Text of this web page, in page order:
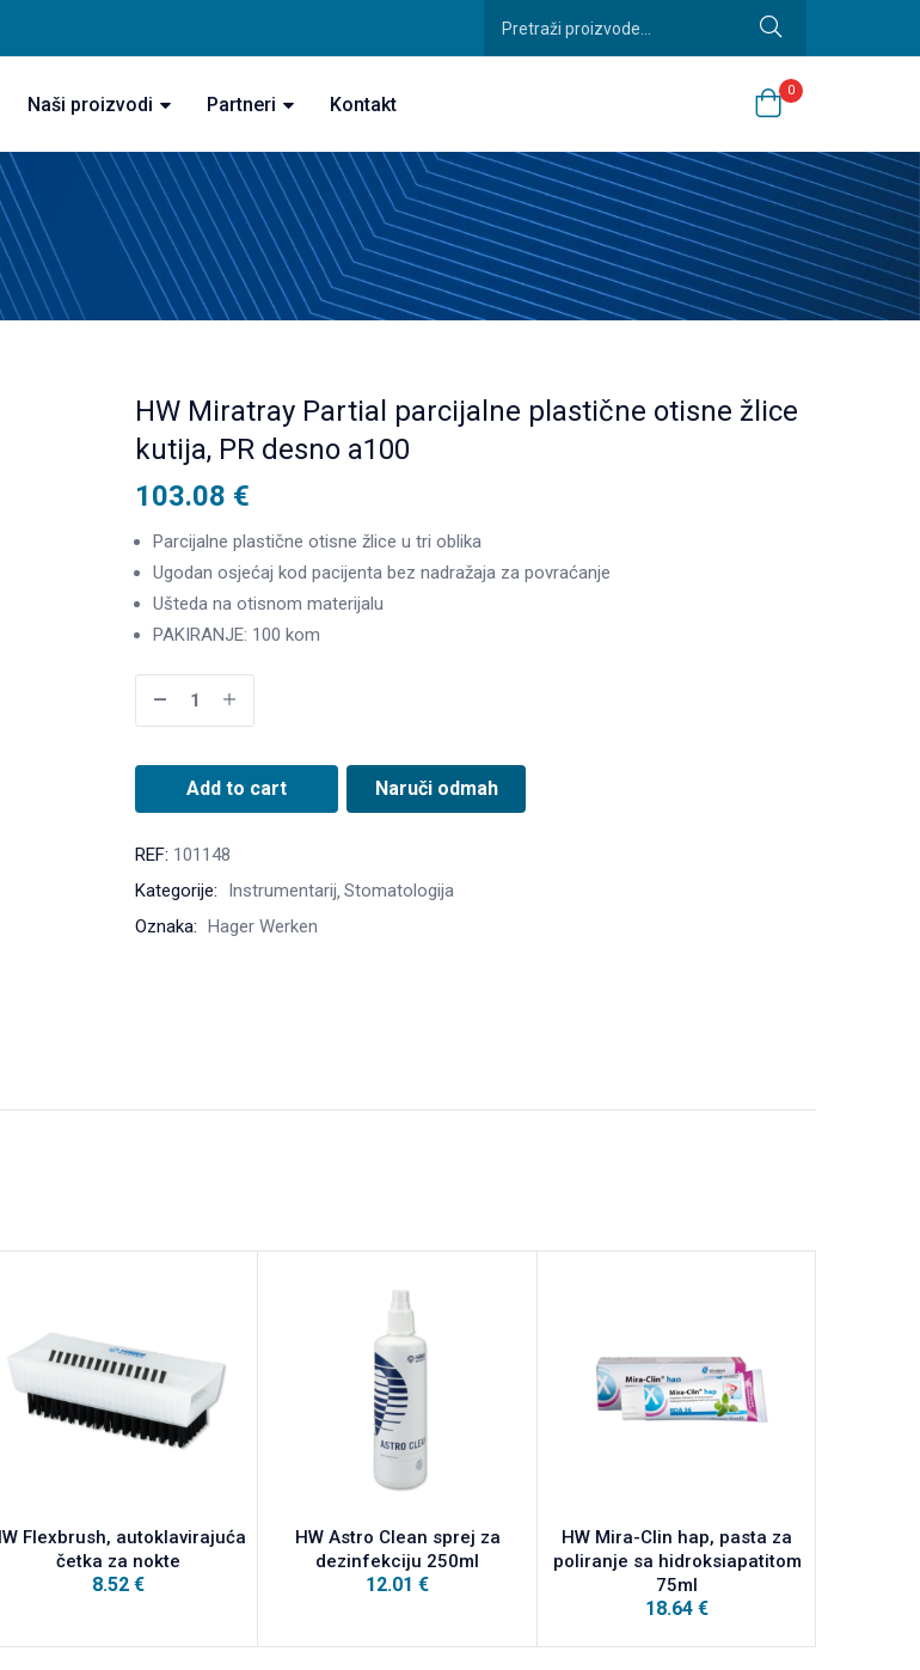
Naši proizvodi Partneri Kontakt
0
HW Miratray Partial parcijalne plastične otisne žlice
kutija, PR desno a100
103.08 €
Parcijalne plastične otisne žlice u tri oblika
Ugodan osjećaj kod pacijenta bez nadražaja za povraćanje
Ušteda na otisnom materijalu
PAKIRANJE: 100 kom
Add to cart Naruči odmah
REF: 101148
Kategorije:
Instrumentarij Stomatologija
Oznaka: Hager Werken
Flexbrush, autoklavirajuća
četka za nokte
8.52 €
HW Astro Clean sprej za
dezinfekciju 250ml
12.01 €
HW Mira-Clin hap, pasta za
poliranje sa hidroksiapatitom
75ml
18.64 €